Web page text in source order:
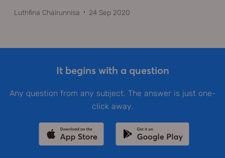
Luthfina Chairunnisa 24 Sep 2020
It begins with a question
Any question from any subject. The answer is just one-
click away.